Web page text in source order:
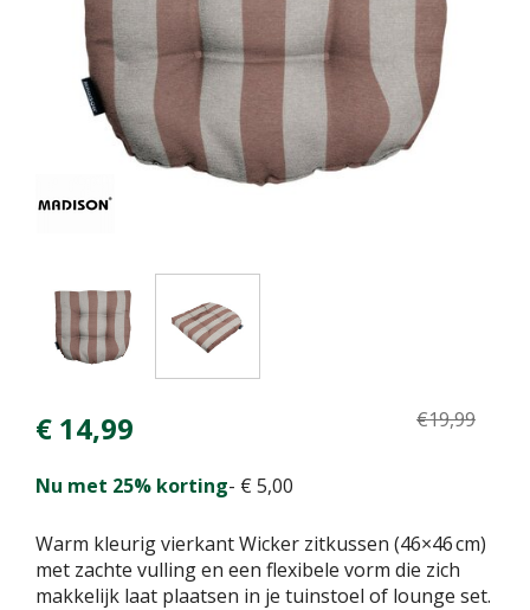
€19,99
€ 14,99
Nu met 25% korting- € 5,00
Warm kleurig vierkant Wicker zitkussen (46×46 cm)
met zachte vulling en een flexibele vorm die zich
makkelijk laat plaatsen in je tuinstoel of lounge set.